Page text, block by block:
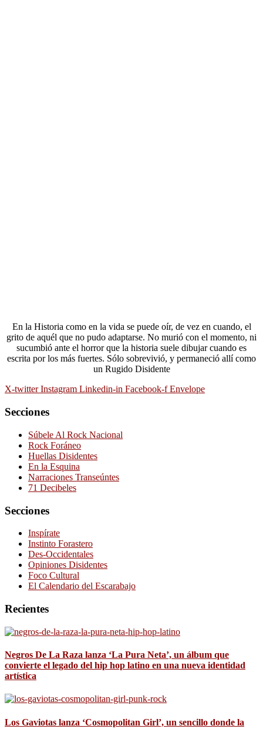
En la Historia como en la vida se puede oír, de vez en cuando, el
grito de aquél que no pudo adaptarse. No murió con el momento, ni
sucumbió ante el horror que la historia suele dibujar cuando es
escrita por los más fuertes. Sólo sobrevivió, y permaneció allí como
un Rugido Disidente
X-twitter Instagram Linkedin-in Facebook-f Envelope
Secciones
Súbele Al Rock Nacional
Rock Foráneo
Huellas Disidentes
En la Esquina
Narraciones Transeúntes
71 Decibeles
Secciones
Inspírate
Instinto Forastero
Des-Occidentales
Opiniones Disidentes
Foco Cultural
El Calendario del Escarabajo
Recientes
Negros De La Raza lanza ‘La Pura Neta’, un álbum que
convierte el legado del hip hop latino en una nueva identidad
artística
Los Gaviotas lanza ‘Cosmopolitan Girl’, un sencillo donde la